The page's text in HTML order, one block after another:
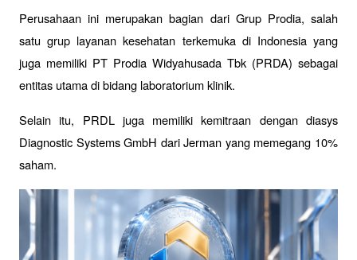
Perusahaan ini merupakan bagian dari Grup Prodia, salah
satu grup layanan kesehatan terkemuka di Indonesia yang
juga memiliki PT Prodia Widyahusada Tbk (PRDA) sebagai
entitas utama di bidang laboratorium klinik.
Selain itu, PRDL juga memiliki kemitraan dengan diasys
Diagnostic Systems GmbH dari Jerman yang memegang 10%
saham.